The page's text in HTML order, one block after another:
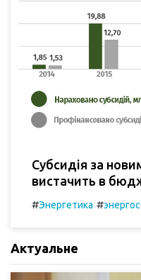
Субсидія за
вистачить в
#Энергетика #
Актуальне